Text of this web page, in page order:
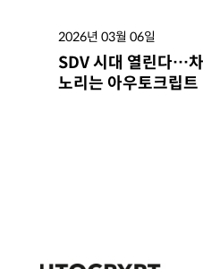
2026년 03월 06일
SDV 시대 열린다…
노리는 아우토크립트